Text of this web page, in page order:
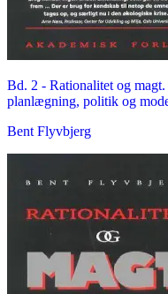
Bd. 2 - Rationalitet og
planlægning, politik og
Bent Flyvbjerg